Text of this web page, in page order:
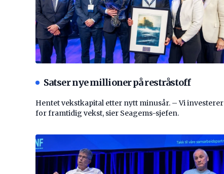
Satser nye millioner på restråstoff
Hentet vekstkapital etter nytt minusår. – Vi investerer
for framtidig vekst, sier Seagems-sjefen.